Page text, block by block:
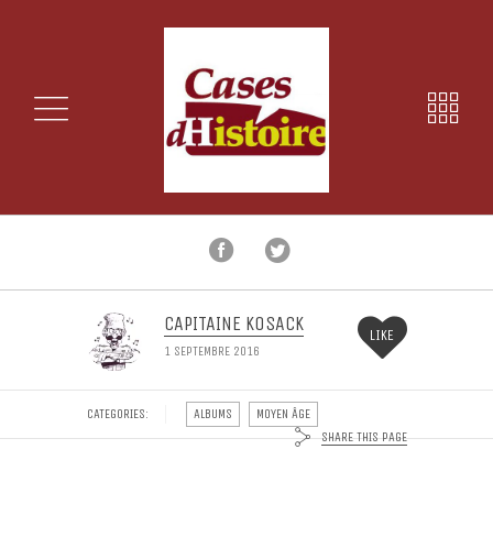
CAPITAINE KOSACK
1 SEPTEMBRE 2016
LIKE
CATEGORIES: ALBUMS
MOYEN ÂGE
SHARE THIS PAGE